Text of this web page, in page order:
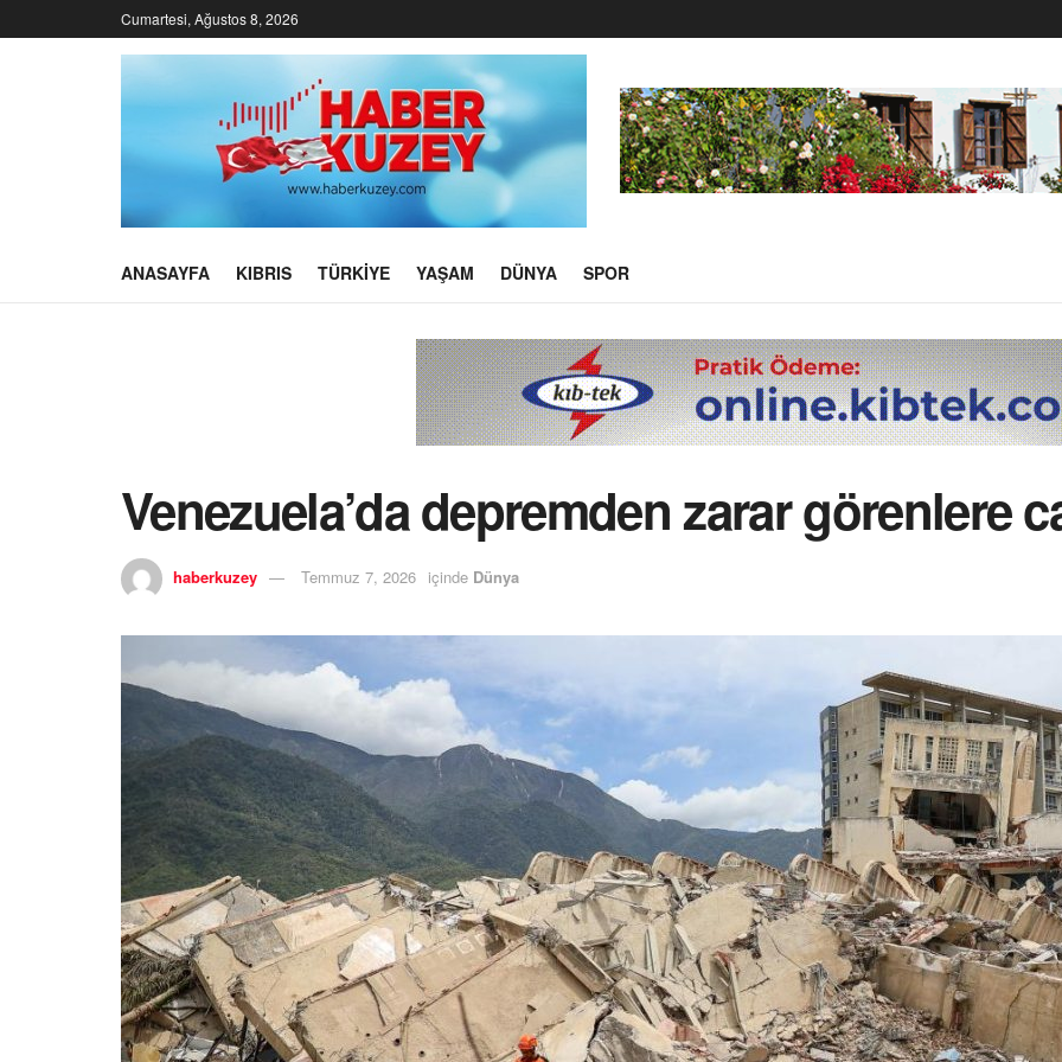
Cumartesi, Ağustos 8, 2026
ANASAYFA KIBRIS TÜRKIYE YAŞAM DÜNYA SPOR
Venezuela’da depremden zarar görenlere
haberkuzey Temmuz 7, 2026 içinde Dünya